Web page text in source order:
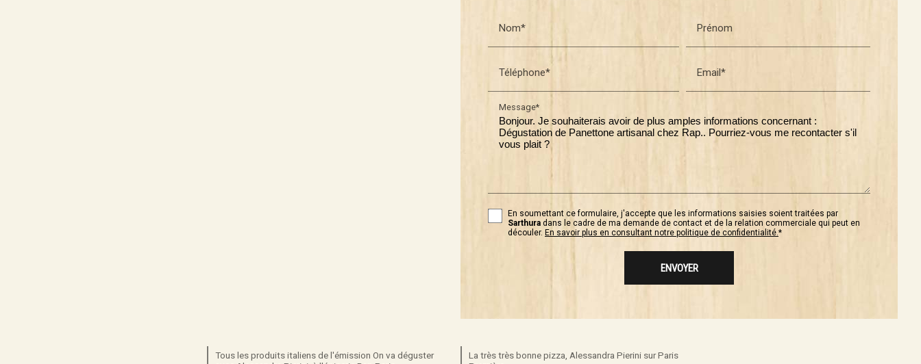
Nom* Prénom
Téléphone* Email*
Message*
En soumettant ce formulaire, j'accepte que les informations saisies soient traitées par
Sarthura dans le cadre de ma demande de contact et de la relation commerciale qui peut en
découler. En savoir plus en consultant notre politique de confidentialité.*
Tous les produits italiens de l'émission On va déguster
La très très bonne pizza, Alessandra Pierini sur Paris